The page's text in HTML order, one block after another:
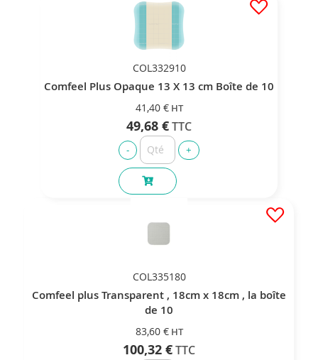
COL332910
Comfeel Plus Opaque 13 X 13 cm Boîte de 10
41,40 €
49,68 €
COL335180
Comfeel plus Transparent , 18cm x 18cm , la boîte
de 10
83,60 €
100,32 €